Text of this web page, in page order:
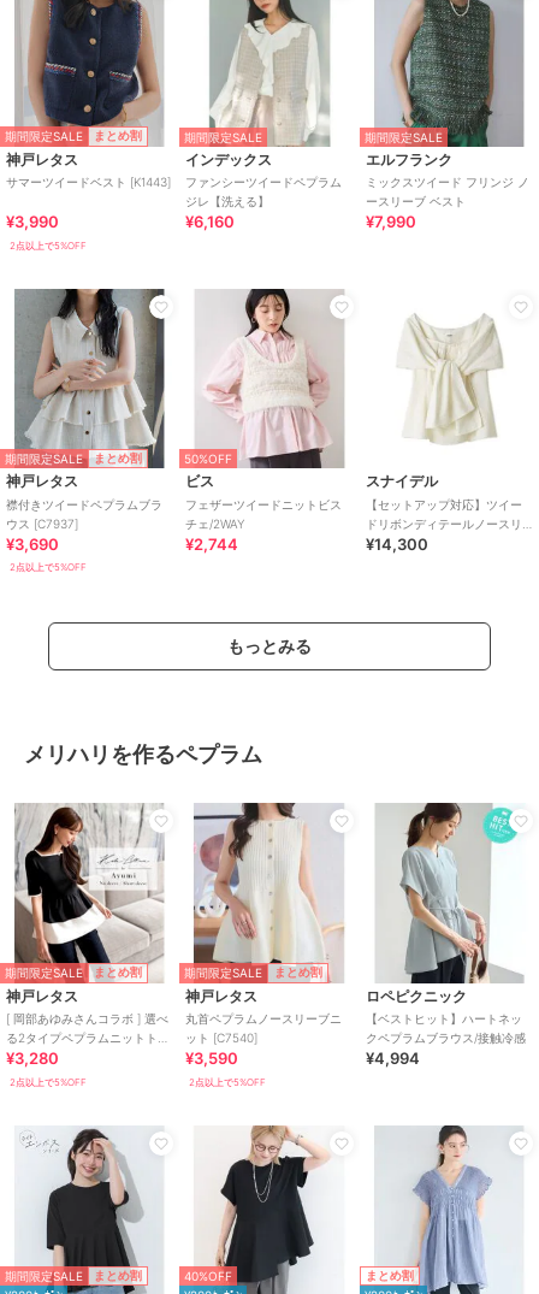
期間限定SALE まとめ割
神戸レタス
サマーツイードベスト [K1443]
¥3,990
2点以上で5%OFF
期間限定SALE
インデックス
ファンシーツイードペプラム
ジレ【洗える】
¥6,160
期間限定SALE
エルフランク
ミックスツイード フリンジ ノ
ースリーブ ベスト
¥7,990
期間限定SALE まとめ割
神戸レタス
襟付きツイードペプラムブラ
ウス [C7937]
¥3,690
2点以上で5%OFF
50%OFF
ビス
フェザーツイードニットビス
チェ/2WAY
¥2,744
スナイデル
【セットアップ対応】ツイー
ドリボンディテールノースリ
ブラウス
¥14,300
もっとみる
メリハリを作るペプラム
期間限定SALE まとめ割
神戸レタス
[ 岡部あゆみさんコラボ ] 選べ
る2タイプペプラムニットトッ
プス [N1368]
¥3,280
2点以上で5%OFF
期間限定SALE まとめ割
神戸レタス
丸首ペプラムノースリーブニ
ット [C7540]
¥3,590
2点以上で5%OFF
ロペピクニック
【ベストヒット】ハートネッ
クペプラムブラウス/接触冷感
¥4,994
期間限定SALE まとめ割
40%OFF
まとめ割